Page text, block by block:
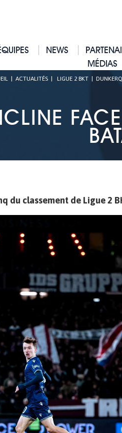
NEWS
MÉDIAS
| ACTUALITÉS| LIGUE 2 BKT|
du classement de Ligue 2